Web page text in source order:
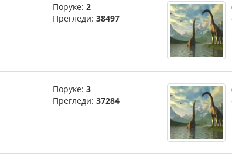
Поруке: 2
Прегледи: 38497
Поруке: 3
Прегледи: 37284